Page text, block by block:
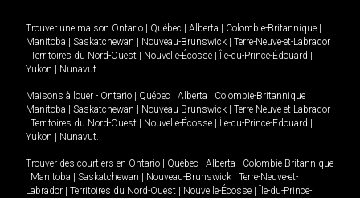
Trouver une maison Ontario Québec Alberta Colombie-Britannique
Manitoba
Saskatchewan Nouveau-Brunswick
Terre-Neuve-et-Labrador
Territoires du Nord-Ouest Nouvelle-Écosse Île-du-Prince-Édouard
Yukon
Nunavut.
Maisons à louer - Ontario Québec Alberta Colombie-Britannique
Manitoba
Saskatchewan Nouveau-Brunswick
Terre-Neuve-et-Labrador
Territoires du Nord-Ouest Nouvelle-Écosse Île-du-Prince-Édouard
Yukon
Nunavut.
Trouver des courtiers en Ontario Québec Alberta
Colombie-Britannique
Manitoba Saskatchewan Nouveau-Brunswick
Terre-Neuve-et-
Labrador
Territoires du Nord-Ouest Nouvelle-Écosse
Île-du-Prince-